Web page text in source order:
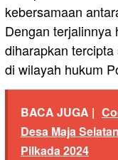
kebersamaan
Dengan terjalinnya
diharapkan
di wilayah hukum
BACA JUGA |
Desa Maja
Pilkada 2024